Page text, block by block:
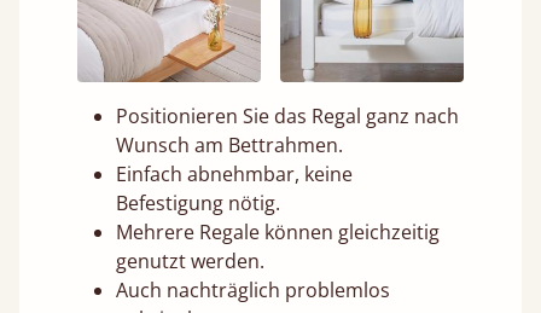
Positionieren Sie das Regal ganz nach
Wunsch am Bettrahmen.
Einfach abnehmbar, keine
Befestigung nötig.
Mehrere Regale können gleichzeitig
genutzt werden.
Auch nachträglich problemlos